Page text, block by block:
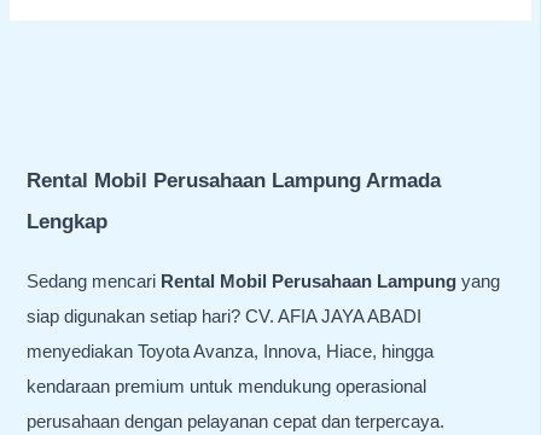
Rental Mobil Perusahaan Lampung Armada
Lengkap
Sedang mencari Rental Mobil Perusahaan Lampung yang
siap digunakan setiap hari? CV. AFIA JAYA ABADI
menyediakan Toyota Avanza, Innova, Hiace, hingga
kendaraan premium untuk mendukung operasional
perusahaan dengan pelayanan cepat dan terpercaya.